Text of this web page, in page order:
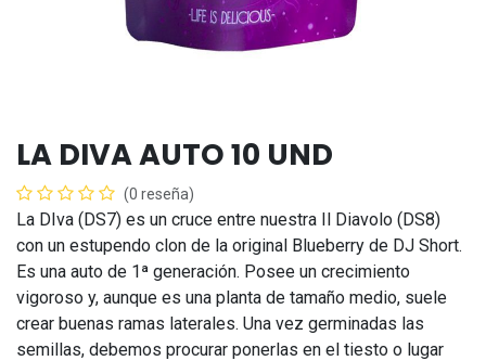
LA DIVA AUTO 10 UND
(0 reseña)
La DIva (DS7) es un cruce entre nuestra Il Diavolo (DS8)
con un estupendo clon de la original Blueberry de DJ Short.
Es una auto de 1ª generación. Posee un crecimiento
vigoroso y, aunque es una planta de tamaño medio, suele
crear buenas ramas laterales. Una vez germinadas las
semillas, debemos procurar ponerlas en el tiesto o lugar